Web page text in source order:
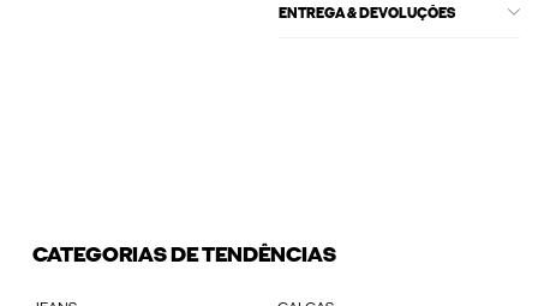
ENTREGA & DEVOLUÇÕES
CATEGORIAS DE TENDÊNCIAS